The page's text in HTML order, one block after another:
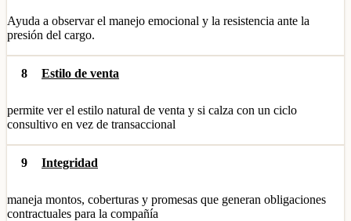
Ayuda a observar el manejo emocional y la resistencia ante la
presión del cargo.
8 Estilo de venta
permite ver el estilo natural de venta y si calza con un ciclo
consultivo en vez de transaccional
9 Integridad
maneja montos, coberturas y promesas que generan obligaciones
contractuales para la compañía